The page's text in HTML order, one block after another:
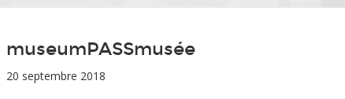
museumPASSmusée
20 septembre 2018